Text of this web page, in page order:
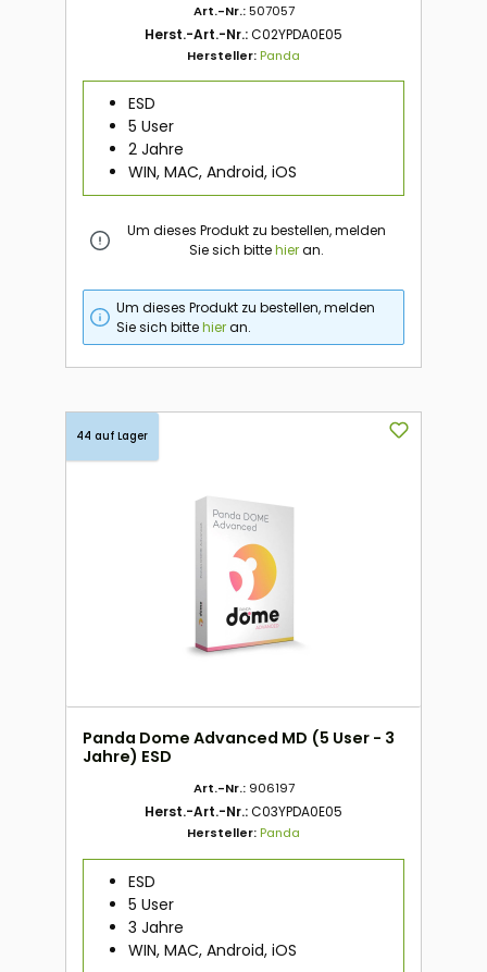
Art.-Nr.:507057
Herst.-Art.-Nr.:C02YPDA0E05
Hersteller:Panda
ESD
5 User
2 Jahre
WIN, MAC, Android, iOS
Um dieses Produkt zu bestellen, melden
Sie sich bittehieran.
Um dieses Produkt zu bestellen, melden
Sie sich bittehieran.
44 auf Lager
Panda Dome Advanced MD (5 User - 3
Jahre) ESD
Art.-Nr.: 906197
Herst.-Art.-Nr.:C03YPDA0E05
Hersteller:Panda
ESD
5 User
3 Jahre
WIN, MAC, Android, iOS